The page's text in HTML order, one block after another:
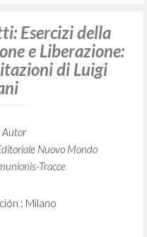
Esercizi della
e Liberazione:
di Luigi
Autor
Nuovo Mondo
Tracce
: Milano